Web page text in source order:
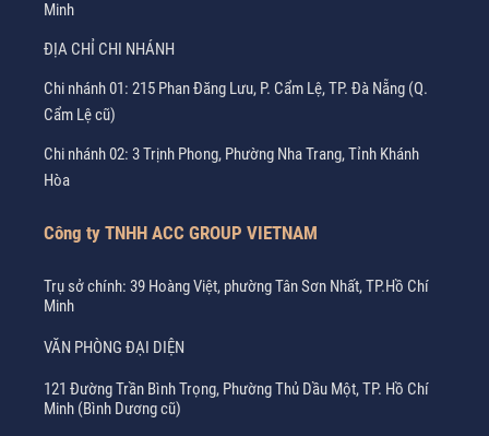
Minh
ĐỊA CHỈ CHI NHÁNH
Chi nhánh 01: 215 Phan Đăng Lưu, P. Cẩm Lệ, TP. Đà Nẵng (Q.
Cẩm Lệ cũ)
Chi nhánh 02: 3 Trịnh Phong, Phường Nha Trang, Tỉnh Khánh
Hòa
Công ty TNHH ACC GROUP VIETNAM
Trụ sở chính: 39 Hoàng Việt, phường Tân Sơn Nhất, TP.Hồ Chí
Minh
VĂN PHÒNG ĐẠI DIỆN
121 Đường Trần Bình Trọng, Phường Thủ Dầu Một, TP. Hồ Chí
Minh (Bình Dương cũ)